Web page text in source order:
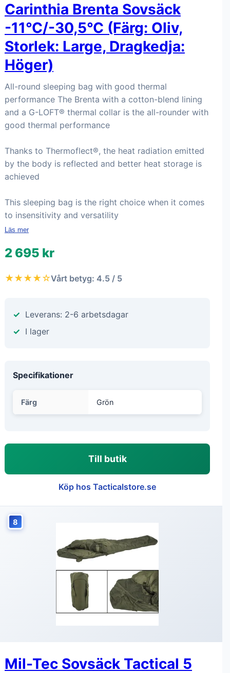
Carinthia Brenta Sovsäck
-11°C/-30,5°C (Färg: Oliv,
Storlek: Large, Dragkedja:
Höger)
All-round sleeping bag with good thermal
performance The Brenta with a cotton-blend lining
and a G-LOFT® thermal collar is the all-rounder with
good thermal performance
Thanks to Thermoflect®, the heat radiation emitted
by the body is reflected and better heat storage is
achieved
This sleeping bag is the right choice when it comes
to insensitivity and versatility
Läs mer
2 695 kr
★★★★☆Vårt betyg: 4.5 / 5
Leverans: 2-6 arbetsdagar
I lager
Specifikationer
Färg Grön
Till butik
Köp hos Tacticalstore.se
8
Mil-Tec Sovsäck Tactical 5